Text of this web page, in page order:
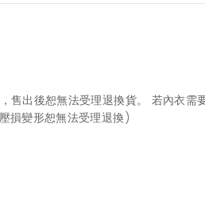
出後恕無法受理退換貨。 若內衣需
損變形恕無法受理退換)